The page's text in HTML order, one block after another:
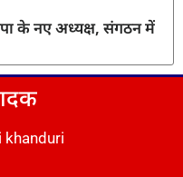
के नए अध्यक्ष, संगठन में